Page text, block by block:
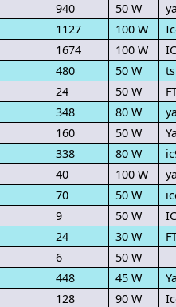
940 50 W
1127 100 W
1674 100 W
480 50 W
24 50 W
348 80 W
160 50 W
338 80 W
40 100 W
70 50 W
9 50 W
24 30 W
6
50 W
448 45 W
128 90 W